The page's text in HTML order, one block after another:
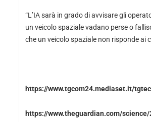
“L’IA sarà in grado di avvisare gli
un veicolo spaziale vadano perse o
che un veicolo spaziale non risponde ai
https://www.tgcom24.mediaset.it/
https://www.theguardian.com/